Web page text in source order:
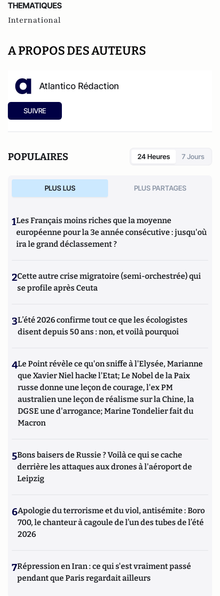
THEMATIQUES
International
A PROPOS DES AUTEURS
Atlantico Rédaction
SUIVRE
POPULAIRES 24 Heures 7 Jours
PLUS LUS PLUS PARTAGES
1Les Français moins riches que la moyenne
européenne pour la 3e année consécutive : jusqu'où
ira le grand déclassement ?
2Cette autre crise migratoire (semi-orchestrée) qui
se profile après Ceuta
3L’été 2026 confirme tout ce que les écologistes
disent depuis 50 ans : non, et voilà pourquoi
4Le Point révèle ce qu'on sniffe à l'Elysée, Marianne
que Xavier Niel hacke l'Etat; Le Nobel de la Paix
russe donne une leçon de courage, l'ex PM
australien une leçon de réalisme sur la Chine, la
DGSE une d'arrogance; Marine Tondelier fait du
Macron
5Bons baisers de Russie ? Voilà ce qui se cache
derrière les attaques aux drones à l'aéroport de
Leipzig
6Apologie du terrorisme et du viol, antisémite : Boro
700, le chanteur à cagoule de l’un des tubes de l’été
2026
7Répression en Iran : ce qui s'est vraiment passé
pendant que Paris regardait ailleurs